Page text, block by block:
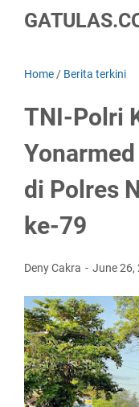
Home / Berita terkini
TNI-Polri
di Polres
ke-79
Deny Cakra June 26,